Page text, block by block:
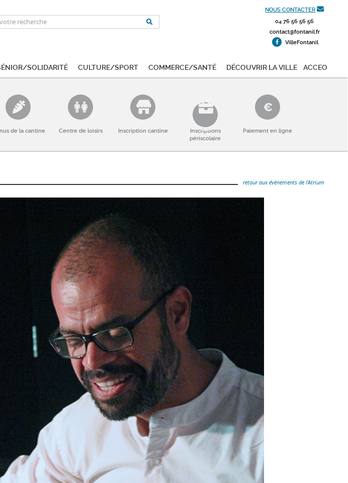
NOUS CONTACTER
04 76 56 56 56
contact@fontanil.fr
VilleFontanil
Solidarité Culture/Sport Commerce/Santé Découvrir la ville ACCEO
de la cantine Centre de loisirs Inscription cantine
Inscriptions
périscolaire
Paiement en ligne
retour aux événements de l'Atrium